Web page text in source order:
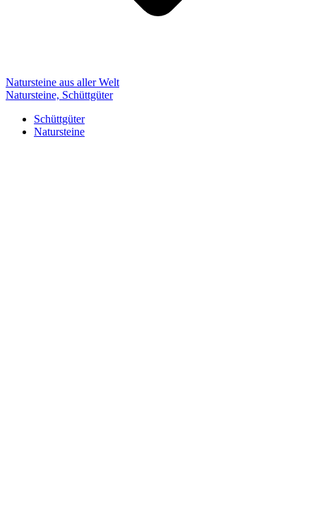
Natursteine aus aller Welt
Natursteine, Schüttgüter
Schüttgüter
Natursteine